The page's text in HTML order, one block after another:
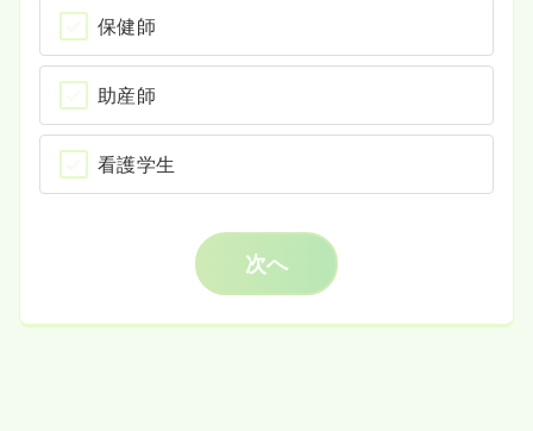
保健師
助産師
看護学生
次へ